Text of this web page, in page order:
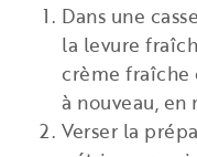
Dans une
la levure
crème
à nouveau, en
Verser la